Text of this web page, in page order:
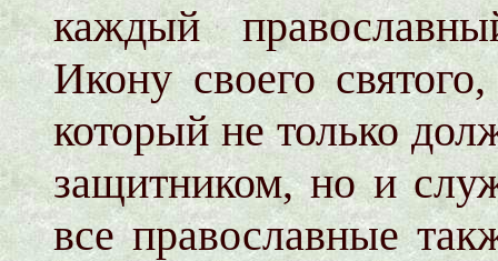
каждый
Икону своего
который не только
защитником, но и
все православные